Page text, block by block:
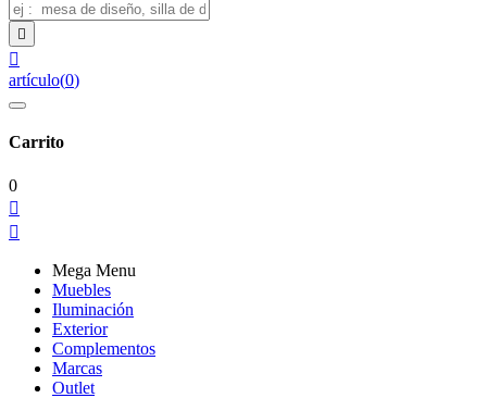


artículo(0)
Carrito
0


Mega Menu
Muebles
Iluminación
Exterior
Complementos
Marcas
Outlet